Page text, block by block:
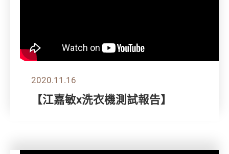
2020.11.16
【江嘉敏x洗衣機測試報告】